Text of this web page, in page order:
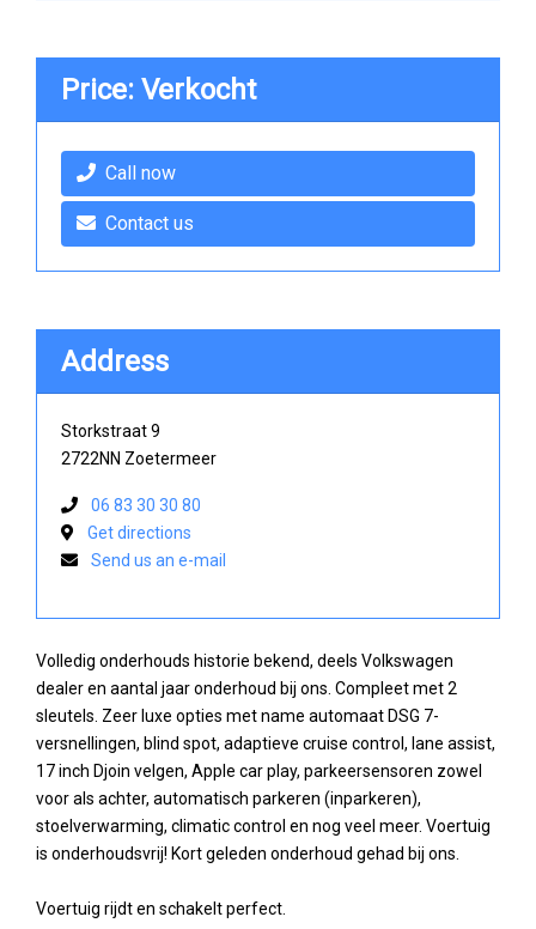
Volledig onderhouds historie bekend, deels Volkswagen
dealer en aantal jaar onderhoud bij ons. Compleet met 2
sleutels. Zeer luxe opties met name automaat DSG 7-
versnellingen, blind spot, adaptieve cruise control, lane assist,
17 inch Djoin velgen, Apple car play, parkeersensoren zowel
voor als achter, automatisch parkeren (inparkeren),
stoelverwarming, climatic control en nog veel meer. Voertuig
is onderhoudsvrij! Kort geleden onderhoud gehad bij ons.
Voertuig rijdt en schakelt perfect.
Price: Verkocht
Call now
Contact us
Address
Storkstraat 9
2722NN Zoetermeer
06 83 30 30 80
Get directions
Send us an e-mail